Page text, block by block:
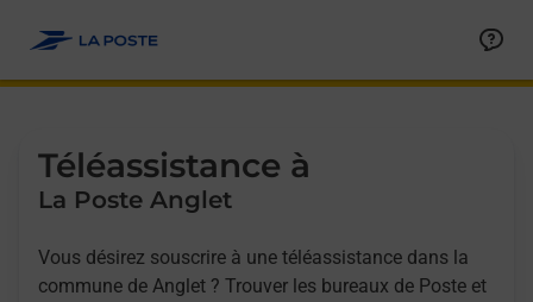
Téléassistance à
La Poste Anglet
Vous désirez souscrire à une téléassistance dans la
commune de Anglet ? Trouver les bureaux de Poste et